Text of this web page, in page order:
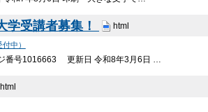
学受講者募集！ html
中）
ジ番号1016663 更新日 令和8年3月6日 …
html